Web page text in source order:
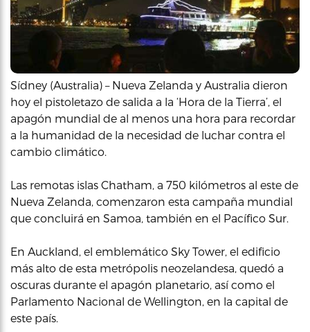
Sídney (Australia) – Nueva Zelanda y Australia dieron
hoy el pistoletazo de salida a la ‘Hora de la Tierra’, el
apagón mundial de al menos una hora para recordar
a la humanidad de la necesidad de luchar contra el
cambio climático.
Las remotas islas Chatham, a 750 kilómetros al este de
Nueva Zelanda, comenzaron esta campaña mundial
que concluirá en Samoa, también en el Pacífico Sur.
En Auckland, el emblemático Sky Tower, el edificio
más alto de esta metrópolis neozelandesa, quedó a
oscuras durante el apagón planetario, así como el
Parlamento Nacional de Wellington, en la capital de
este país.